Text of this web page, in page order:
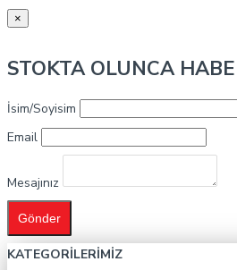
×
STOKTA OLUNCA
İsim/Soyisim
Email
Mesajınız
Gönder
KATEGORILERIMIZ